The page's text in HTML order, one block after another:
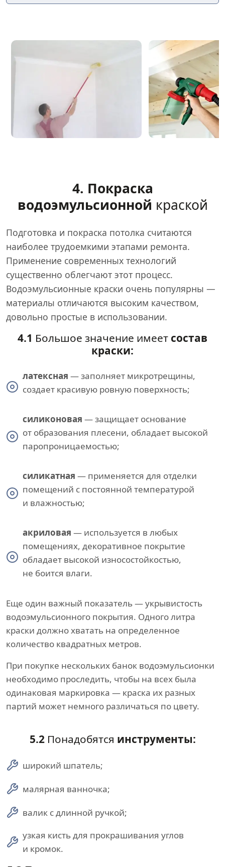
4. Покраска
водоэмульсионной краской
Подготовка и покраска потолка считаются
наиболее трудоемкими этапами ремонта.
Применение современных технологий
существенно облегчают этот процесс.
Водоэмульсионные краски очень популярны —
материалы отличаются высоким качеством,
довольно простые в использовании.
4.1 Большое значение имеет состав
краски:
латексная — заполняет микротрещины,
создает красивую ровную поверхность;
силиконовая — защищает основание
от образования плесени, обладает высокой
паропроницаемостью;
силикатная — применяется для отделки
помещений с постоянной температурой
и влажностью;
акриловая — используется в любых
помещениях, декоративное покрытие
обладает высокой износостойкостью,
не боится влаги.
Еще один важный показатель — укрывистость
водоэмульсионного покрытия. Одного литра
краски должно хватать на определенное
количество квадратных метров.
При покупке нескольких банок водоэмульсионки
необходимо проследить, чтобы на всех была
одинаковая маркировка — краска их разных
партий может немного различаться по цвету.
5.2Понадобятся инструменты:
широкий шпатель;
малярная ванночка;
валик с длинной ручкой;
узкая кисть для прокрашивания углов
и кромок.